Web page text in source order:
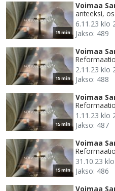
15 min
Voimaa
anteeksi,
6.11.23 klo
Jakso: 489
15 min
Voimaa
2.11.23 klo
Jakso: 488
15 min
Voimaa
1.11.23 klo
Jakso: 487
15 min
Voimaa
31.10.23
Jakso: 486
Voimaa